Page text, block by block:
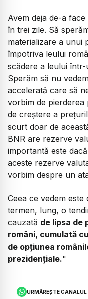
Avem deja de-a
în trei zile. Să
materializare a unui
împotriva leului
scădere a leului
Sperăm să nu
accelerată care să
vorbim de pierderea
de creștere a
scurt doar de
BNR are rezerve
importantă este
aceste rezerve
vorbim despre un
Ceea ce vedem
termen, lung, o
cauzată de lipsa de
români, cumulată
de opțiunea
prezidențiale."
URMĂREȘTE